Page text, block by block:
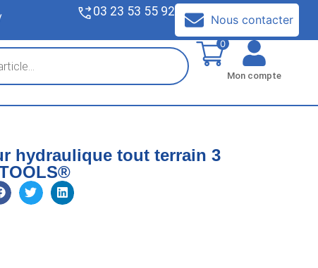
03 23 53 55 92
Nous contacter
0
Mon compte
hydraulique tout terrain 3